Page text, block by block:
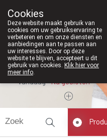
011/
Cookies
Deze website maakt gebruik van
cookies om uw gebruikservaring te
verbeteren en om onze diensten en
aanbiedingen aan te passen aan
uw interesses. Door op deze
website te blijven, accepteert u dit
gebruik van cookies. Klik hier voor
meer info.